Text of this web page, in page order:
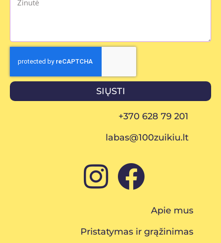
SIŲSTI
+370 628 79 201
labas@100zuikiu.lt
Apie mus
Pristatymas ir grąžinimas